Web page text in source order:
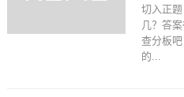
切入正
几？答
查分板
的...